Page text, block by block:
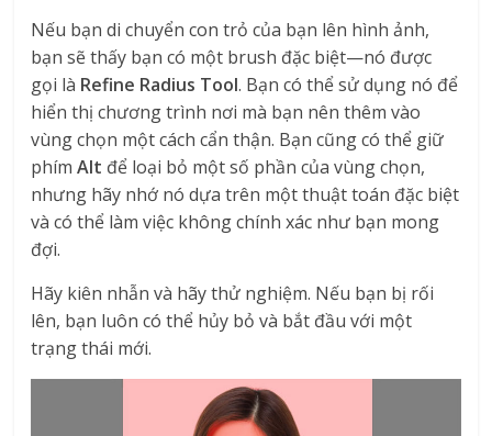
Nếu bạn di chuyển con trỏ của bạn lên hình ảnh,
bạn sẽ thấy bạn có một brush đặc biệt—nó được
gọi là Refine Radius Tool. Bạn có thể sử dụng nó để
hiển thị chương trình nơi mà bạn nên thêm vào
vùng chọn một cách cẩn thận. Bạn cũng có thể giữ
phímAlt để loại bỏ một số phần của vùng chọn,
nhưng hãy nhớ nó dựa trên một thuật toán đặc biệt
và có thể làm việc không chính xác như bạn mong
đợi.
Hãy kiên nhẫn và hãy thử nghiệm. Nếu bạn bị rối
lên, bạn luôn có thể hủy bỏ và bắt đầu với một
trạng thái mới.